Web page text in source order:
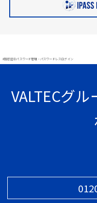
#顔認証 IDパスワード管理・パスワードレスログイン
VALTECグ